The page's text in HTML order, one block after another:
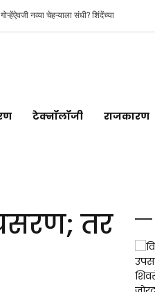
संधी? शिंदेंच्या ‘धक्कातंत्रा’ची चर्चा
टेक्नॉलॉजी राजकारण
घसरण; तर